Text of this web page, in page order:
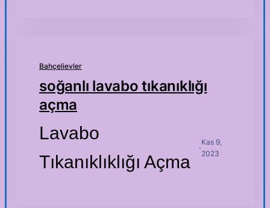
Bahçelievler
soğanlı lavabo tıkanıklığı
açma
Lavabo
Tıkanıklıklığı Açma
·
Kas 9,
2023